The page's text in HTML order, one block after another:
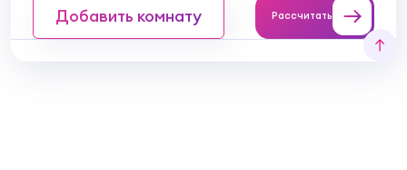
Добавить комнату Рассчитать